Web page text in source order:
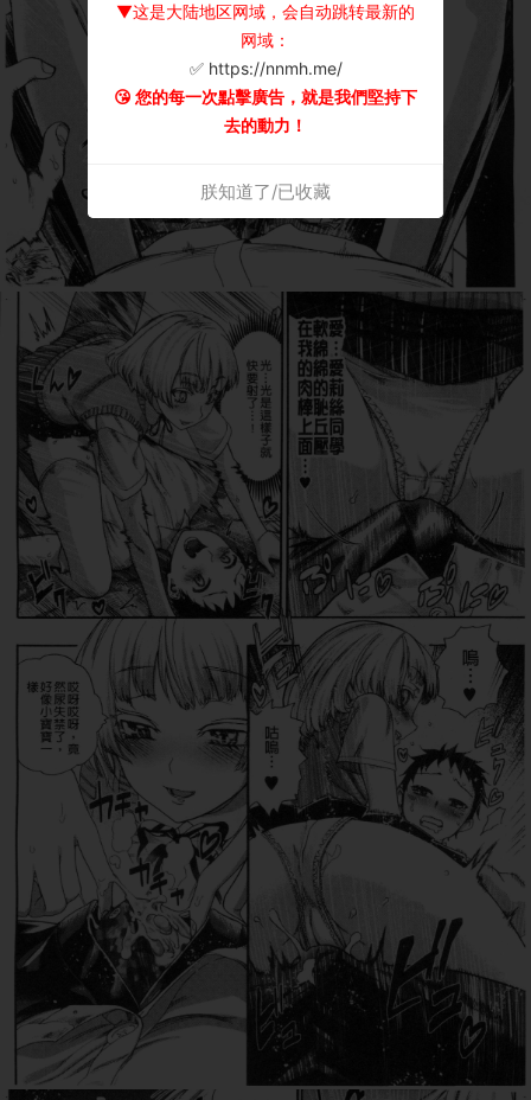
▼这是大陆地区网域，会自动跳转最新的
网域：
✅ https://nnmh.me/
😘 您的每一次點擊廣告，就是我們堅持下
去的動力！
朕知道了/已收藏